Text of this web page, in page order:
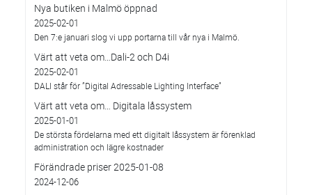
Nya butiken i Malmö öppnad
2025-02-01
Den 7:e januari slog vi upp portarna till vår nya i Malmö.
Värt att veta om…Dali-2 och D4i
2025-02-01
DALI står för ”Digital Adressable Lighting Interface”
Värt att veta om… Digitala låssystem
2025-01-01
De största fördelarna med ett digitalt låssystem är förenklad
administration och lägre kostnader
Förändrade priser 2025-01-08
2024-12-06